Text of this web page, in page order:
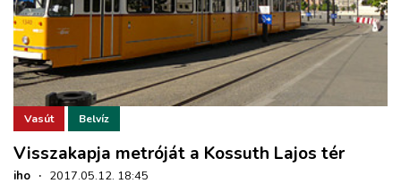
Vasút Belvíz
Visszakapja metróját a Kossuth Lajos tér
iho · 2017.05.12. 18:45